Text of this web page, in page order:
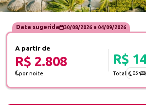
Data sugerida 30/08/2026a 04/09/2026
A partir de
R$ 2.808
por noite
R$
Total 05•